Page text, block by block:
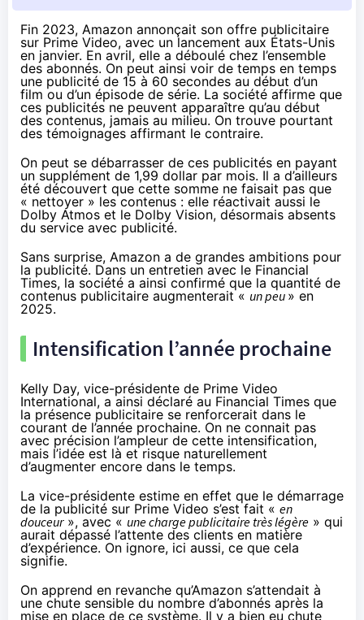
Fin 2023, Amazon annonçait son offre publicitaire
sur Prime Video, avec un lancement aux États-Unis
en janvier. En avril, elle a déboulé chez l’ensemble
des abonnés. On peut ainsi voir de temps en temps
une publicité de 15 à 60 secondes au début d’un
film ou d’un épisode de série. La société affirme que
ces publicités ne peuvent apparaître qu’au début
des contenus, jamais au milieu. On trouve pourtant
des témoignages affirmant le contraire.
On peut se débarrasser de ces publicités en payant
un supplément de 1,99 dollar par mois. Il a d’ailleurs
été découvert que cette somme ne faisait pas que
« nettoyer » les contenus : elle réactivait aussi le
Dolby Atmos et le Dolby Vision, désormais absents
du service avec publicité.
Sans surprise, Amazon a de grandes ambitions pour
la publicité. Dans un entretien avec le Financial
Times, la société a ainsi confirmé que la quantité de
contenus publicitaire augmenterait « un peu » en
2025.
Intensification l’année prochaine
Kelly Day, vice-présidente de Prime Video
International, a ainsi déclaré au Financial Times que
la présence publicitaire se renforcerait dans le
courant de l’année prochaine. On ne connait pas
avec précision l’ampleur de cette intensification,
mais l’idée est là et risque naturellement
d’augmenter encore dans le temps.
La vice-présidente estime en effet que le démarrage
de la publicité sur Prime Video s’est fait « en
douceur», avec « une charge publicitaire très légère » qui
aurait dépassé l’attente des clients en matière
d’expérience. On ignore, ici aussi, ce que cela
signifie.
On apprend en revanche qu’Amazon s’attendait à
une chute sensible du nombre d’abonnés après la
mise en place de ce système. Il y a bien eu chute